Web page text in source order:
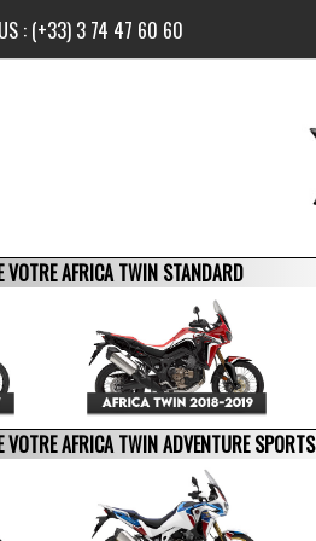
: (+33) 3 74 47 60 60
VOTRE AFRICA TWIN STANDARD
VOTRE AFRICA TWIN ADVENTURE SPORTS